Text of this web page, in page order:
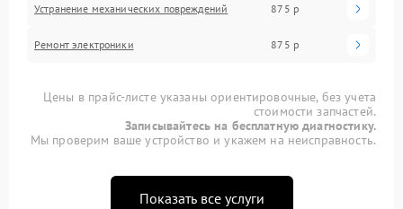
Устранение механических повреждений 875 р
Ремонт электроники 875 р
Цены в прайс-листе указаны ориентировочные, без учета
стоимости запчастей.
Записывайтесь на бесплатную диагностику.
Мы проверим ваше устройство и укажем на неисправность.
Показать все услуги